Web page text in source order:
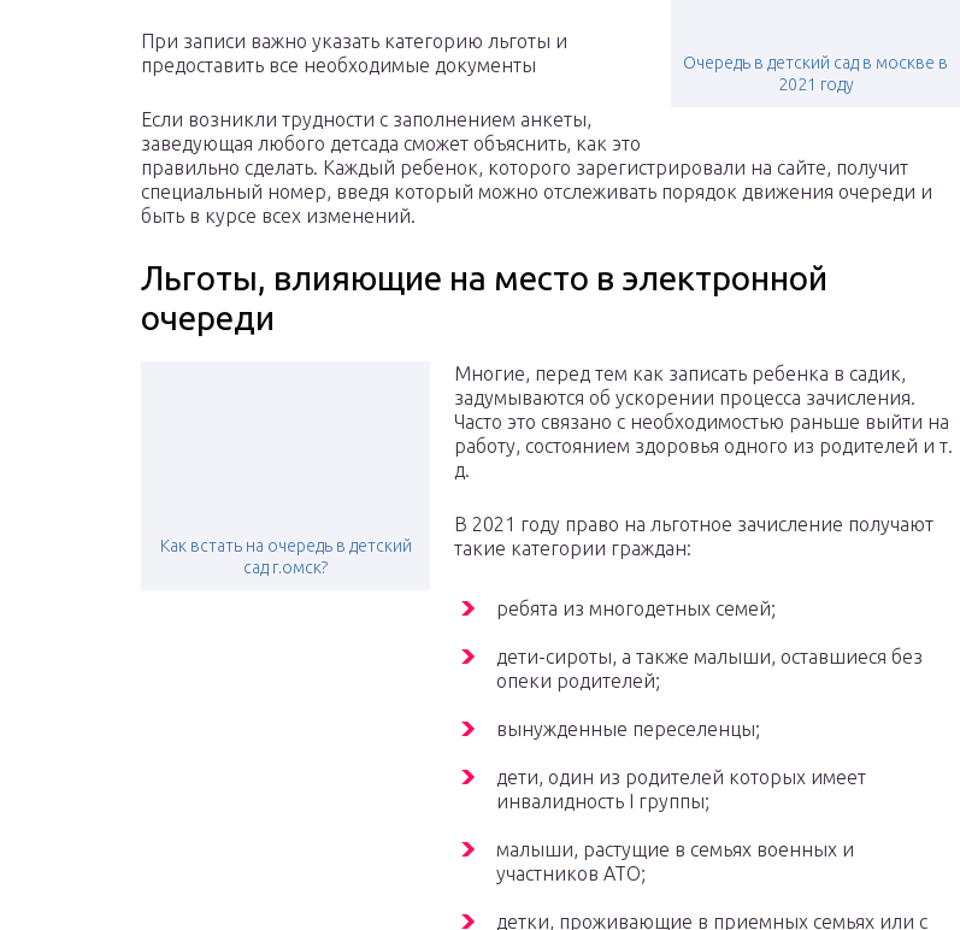
Очередь в детский сад в москве в
2021 году
При записи важно указать категорию льготы и
предоставить все необходимые документы
Если возникли трудности с заполнением анкеты,
заведующая любого детсада сможет объяснить, как это
правильно сделать. Каждый ребенок, которого зарегистрировали на сайте, получит
специальный номер, введя который можно отслеживать порядок движения очереди и
быть в курсе всех изменений.
Льготы, влияющие на место в электронной
очереди
Как встать на очередь в детский
сад г.омск?
Многие, перед тем как записать ребенка в садик,
задумываются об ускорении процесса зачисления.
Часто это связано с необходимостью раньше выйти на
работу, состоянием здоровья одного из родителей и т.
д.
В 2021 году право на льготное зачисление получают
такие категории граждан:
ребята из многодетных семей;
дети-сироты, а также малыши, оставшиеся без
опеки родителей;
вынужденные переселенцы;
дети, один из родителей которых имеет
инвалидность I группы;
малыши, растущие в семьях военных и
участников АТО;
детки, проживающие в приемных семьях или с